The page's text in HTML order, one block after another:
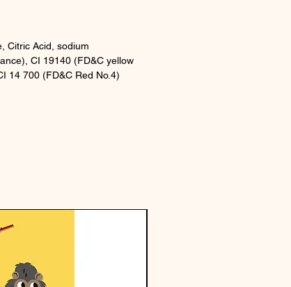
Citric Acid, sodium
CI 19140 (FD&C yellow
14 700 (FD&C Red No.4)